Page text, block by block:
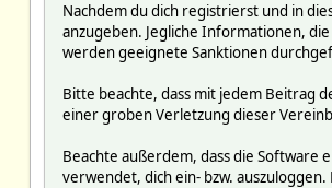
Nachdem du dich registrierst und in
anzugeben. Jegliche Informationen,
werden geeignete Sanktionen
Bitte beachte, dass mit jedem Beitrag
einer groben Verletzung dieser
Beachte außerdem, dass die Software
verwendet, dich ein- bzw.